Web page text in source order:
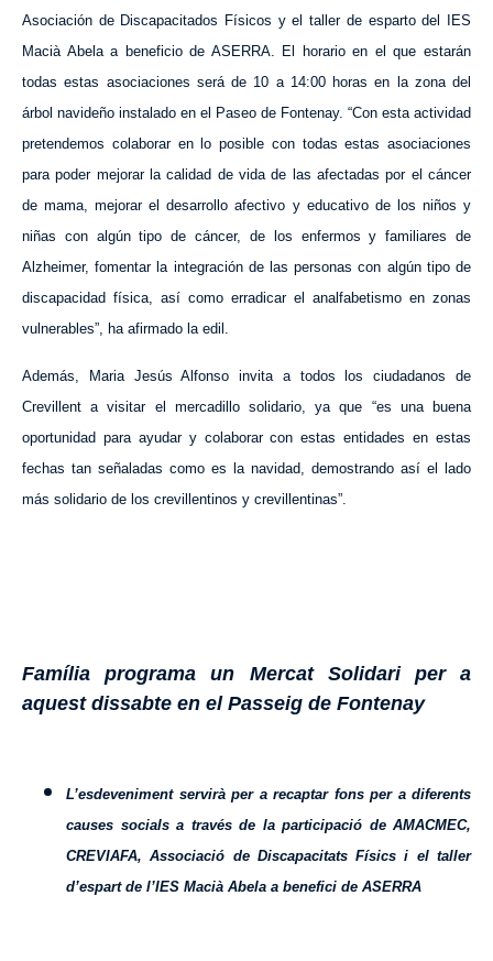
Asociación de Discapacitados Físicos y el taller de esparto del IES
Macià Abela a beneficio de ASERRA. El horario en el que estarán
todas estas asociaciones será de 10 a 14:00 horas en la zona del
árbol navideño instalado en el Paseo de Fontenay. “Con esta actividad
pretendemos colaborar en lo posible con todas estas asociaciones
para poder mejorar la calidad de vida de las afectadas por el cáncer
de mama, mejorar el desarrollo afectivo y educativo de los niños y
niñas con algún tipo de cáncer, de los enfermos y familiares de
Alzheimer, fomentar la integración de las personas con algún tipo de
discapacidad física, así como erradicar el analfabetismo en zonas
vulnerables”, ha afirmado la edil.
Además, Maria Jesús Alfonso invita a todos los ciudadanos de
Crevillent a visitar el mercadillo solidario, ya que “es una buena
oportunidad para ayudar y colaborar con estas entidades en estas
fechas tan señaladas como es la navidad, demostrando así el lado
más solidario de los crevillentinos y crevillentinas”.
Família programa un Mercat Solidari per a
aquest dissabte en el Passeig de Fontenay
L’esdeveniment servirà per a recaptar fons per a diferents
causes socials a través de la participació de AMACMEC,
CREVIAFA, Associació de Discapacitats Físics i el taller
d’espart de l’IES Macià Abela a benefici de ASERRA